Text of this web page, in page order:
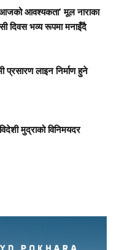
आजको आवश्यकता’ मूल नाराका
दिवस भव्य रूपमा मनाइँदै
लाइन निर्माण हुने
मुद्राको विनिमयदर